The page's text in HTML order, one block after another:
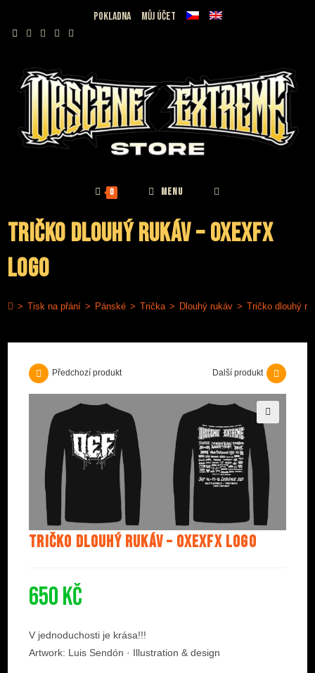
Pokladna Můj účet
0 MENU
Tričko dlouhý rukáv – OxExFx
Logo
> Tisk na přání > Pánské > Trička > Dlouhý rukáv > Tričko dlouhý
Předchozí produkt Další produkt
🔍
Tričko dlouhý rukáv – OxExFx Logo
650Kč
V jednoduchosti je krása!!!
Artwork: Luis Sendón · Illustration & design